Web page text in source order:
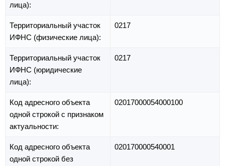
лица):
Территориальный участок
ИФНС (физические лица):
0217
Территориальный участок
ИФНС (юридические
лица):
0217
Код адресного объекта
одной строкой с признаком
актуальности:
02017000054000100
Код адресного объекта
одной строкой без
020170000540001